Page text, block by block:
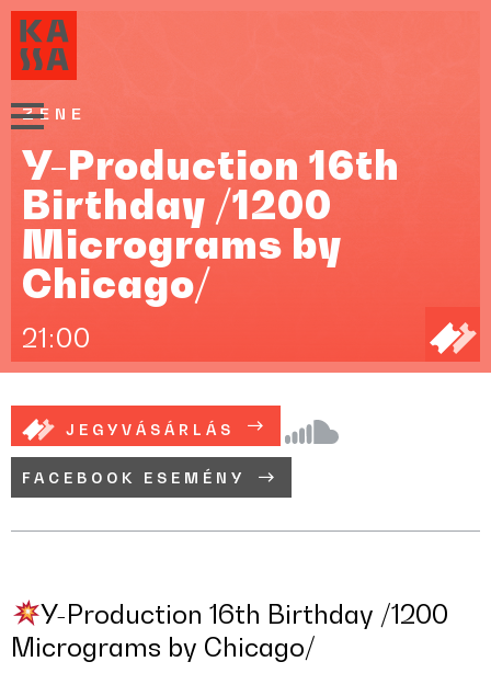
ZENE
Y-Production 16th
Birthday /1200
Micrograms by
Chicago/
21:00
JEGYVÁSÁRLÁS
FACEBOOK ESEMÉNY
Y-Production 16th Birthday /1200
Micrograms by Chicago/